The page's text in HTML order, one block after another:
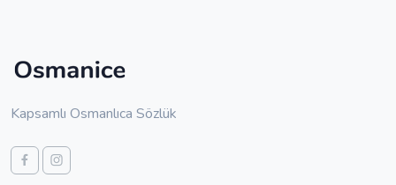
Kapsamlı Osmanlıca Sözlük